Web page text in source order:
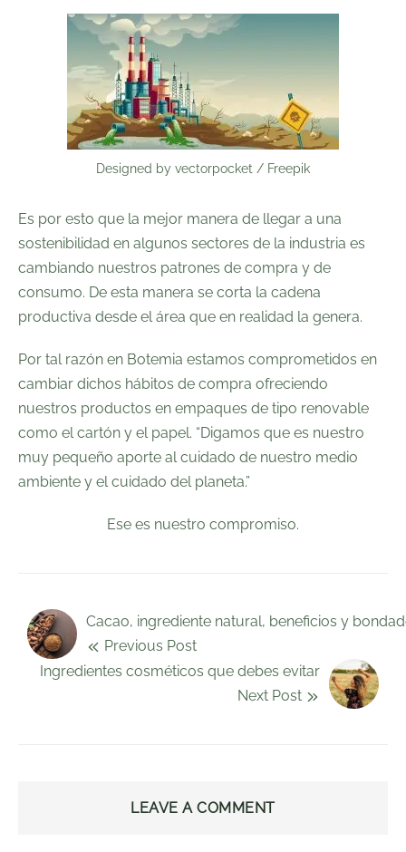
Designed by vectorpocket / Freepik
Es por esto que la mejor manera de llegar a una
sostenibilidad en algunos sectores de la industria es
cambiando nuestros patrones de compra y de
consumo. De esta manera se corta la cadena
productiva desde el área que en realidad la genera.
Por tal razón en Botemia estamos comprometidos en
cambiar dichos hábitos de compra ofreciendo
nuestros productos en empaques de tipo renovable
como el cartón y el papel. “Digamos que es nuestro
muy pequeño aporte al cuidado de nuestro medio
ambiente y el cuidado del planeta.”
Ese es nuestro compromiso.
Cacao, ingrediente natural, beneficios y
Previous Post
Ingredientes cosméticos que debes evitar
Next Post
LEAVE A COMMENT